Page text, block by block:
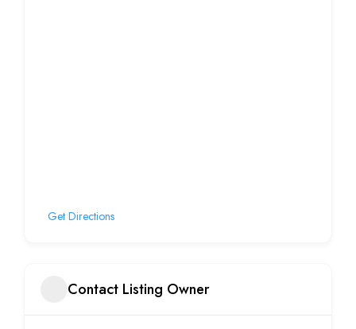
Get Directions
Contact Listing Owner